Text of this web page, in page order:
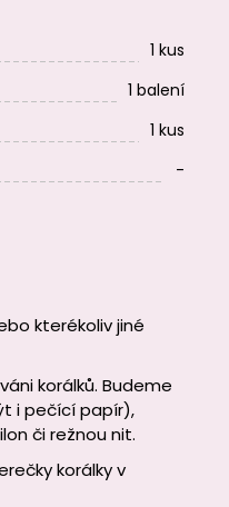
1 kus
1 balení
1 kus
-
kterékoliv jiné
korálků. Budeme
i pečící papír),
či režnou nit.
korálky v